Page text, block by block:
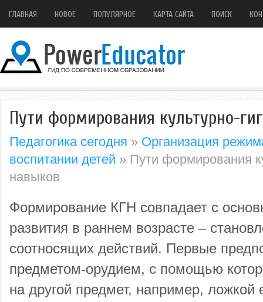
ГЛАВНАЯ НОВОЕ ПОПУЛЯРНОЕ КАРТА САЙТА ПОИСК
Пути формирования культурно-
Педагогика сегодня » Организация
воспитании детей » Пути формирования
навыков
Формирование КГН совпадает с
развития в раннем возрасте –
соотносящих действий. Первые
предметом-орудием, с помощью
на другой предмет, например,